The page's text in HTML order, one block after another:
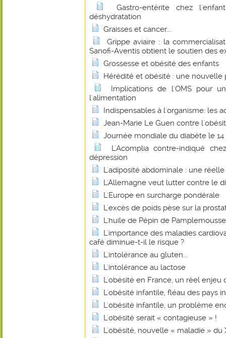
Gastro-entérite chez
déshydratation
Graisses et cancer...
Grippe aviaire : la
Sanofi-Aventis obtient le soutien des
Grossesse et obésité des enfants
Hérédité et obésité : une nouvelle
Implications de l'OMS pour
l'alimentation
Indispensables à l'organisme: les
Jean-Marie Le Guen contre
Journée mondiale du diabète le
L'Acomplia contre-indiqué
dépression
L'adiposité abdominale : une
L'Allemagne veut lutter contre le
L'Europe en surcharge pondérale
L'excès de poids pèse sur la
L'huile de Pépin de Pamplemousse
L'importance des maladies
café diminue-t-il le risque ?
L'intolérance au gluten...
L'intolérance au lactose
L'obésité en France, un réel enjeu
L'obésité infantile, fléau des pays
L'obésité infantile, un problème
L'obésité serait « contagieuse » !
L'obésité, nouvelle « maladie » du